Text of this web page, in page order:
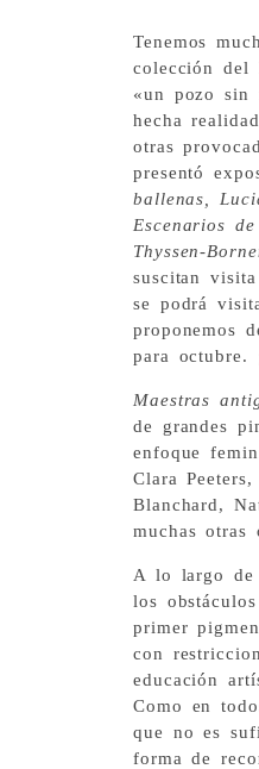
Tenemos
colección del
«un pozo sin
hecha
otras
presentó
ballenas,
Escenarios
Thyssen-
suscitan
se podrá
proponemos
para octubre.
Maestras
de grandes
enfoque
Clara
Blanchard,
muchas otras
A lo largo de
los
primer
con
educación
Como en
que no es
forma de